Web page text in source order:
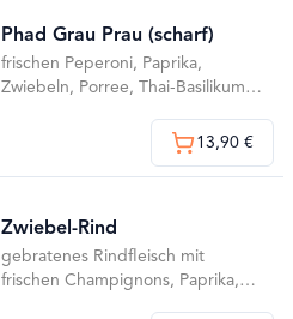
Phad Grau Prau (scharf)
frischen Peperoni, Paprika,
Zwiebeln, Porree, Thai-Basilikum in
einer Fleischsorte nach Wahl13,90 €
Zwiebel-Rind
gebratenes Rindfleisch mit
frischen Champignons, Paprika,